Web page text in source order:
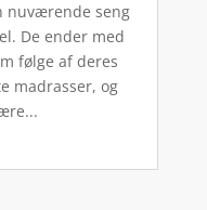
nuværende seng
De ender med
følge af deres
madrasser, og